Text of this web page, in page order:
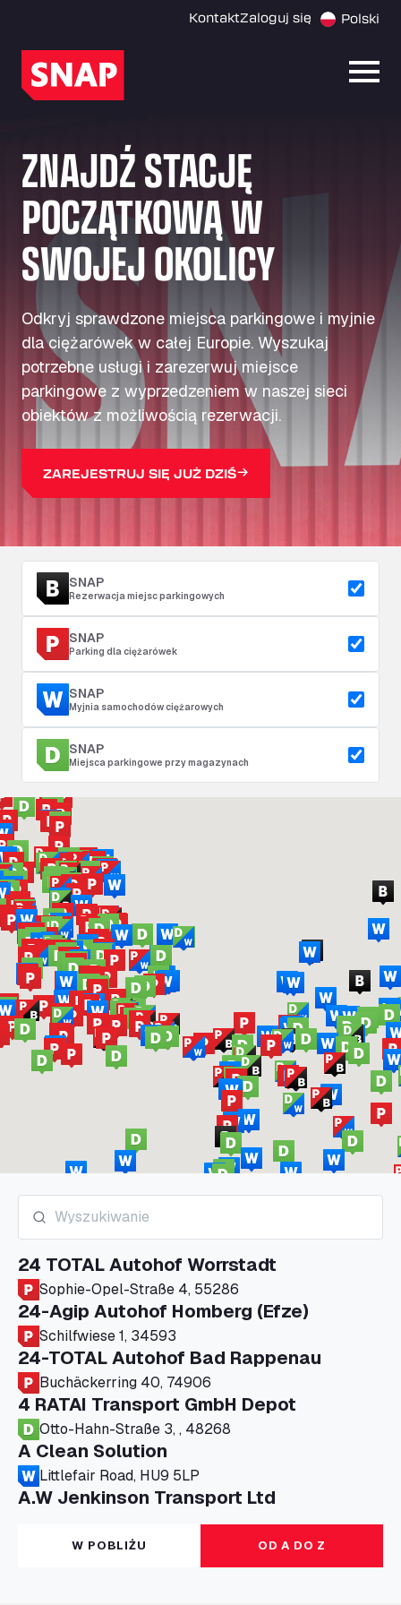
KontaktZaloguj się Polski
ZNAJDŹ STACJĘ
POCZĄTKOWĄ W
SWOJEJ OKOLICY
Odkryj sprawdzone miejsca parkingowe i myjnie
dla ciężarówek w całej Europie. Wyszukaj
potrzebne usługi i zarezerwuj miejsce
parkingowe z wyprzedzeniem w naszej sieci
obiektów z możliwością rezerwacji.
ZAREJESTRUJ SIĘ JUŻ DZIŚ
SNAP
Rezerwacja miejsc parkingowych
SNAP
Parking dla ciężarówek
SNAP
Myjnia samochodów ciężarowych
SNAP
Miejsca parkingowe przy magazynach
24 TOTAL Autohof Worrstadt
Sophie-Opel-Straße 4, 55286
24-Agip Autohof Homberg (Efze)
Schilfwiese 1, 34593
24-TOTAL Autohof Bad Rappenau
Buchäckerring 40, 74906
4 RATAI Transport GmbH Depot
Otto-Hahn-Straße 3, , 48268
A Clean Solution
Littlefair Road, HU9 5LP
A.W Jenkinson Transport Ltd
Progress House, ME11 5GA
A+G Nettetal - Depot Parking
Am Panneschopp 7, 41334
W POBLIŻU OD A DO Z